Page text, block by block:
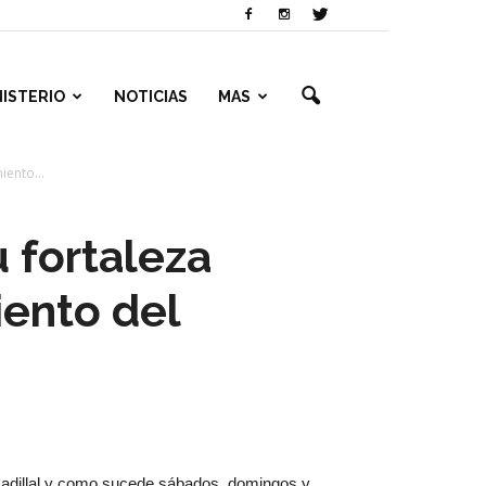
NOTICIAS MAS
fortaleza
del